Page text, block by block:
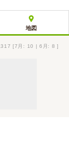
地図
[7月: 10 | 6月: 8 ]